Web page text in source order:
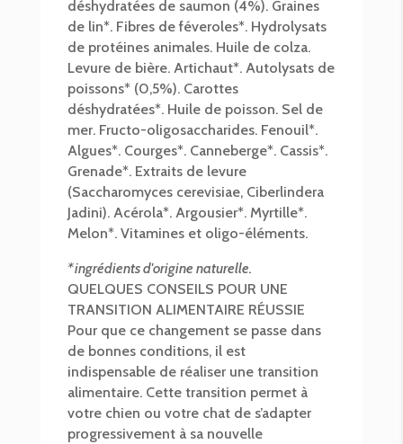
déshydratées de saumon (4%). Graines
de lin*. Fibres de féveroles*. Hydrolysats
de protéines animales. Huile de colza.
Levure de bière. Artichaut*. Autolysats de
poissons* (0,5%). Carottes
déshydratées*. Huile de poisson. Sel de
mer. Fructo-oligosaccharides. Fenouil*.
Algues*. Courges*. Canneberge*. Cassis*.
Grenade*. Extraits de levure
(Saccharomyces cerevisiae, Ciberlindera
Jadini). Acérola*. Argousier*. Myrtille*.
Melon*. Vitamines et oligo-éléments.
*ingrédients d'origine naturelle.
QUELQUES CONSEILS POUR UNE
TRANSITION ALIMENTAIRE RÉUSSIE
Pour que ce changement se passe dans
de bonnes conditions, il est
indispensable de réaliser une transition
alimentaire. Cette transition permet à
votre chien ou votre chat de s’adapter
progressivement à sa nouvelle